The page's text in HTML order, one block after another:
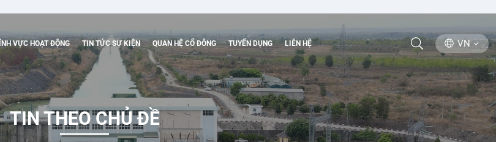
VỰC HOẠT ĐỘNG TIN TỨC SỰ KIỆN QUAN HỆ CỔ ĐÔNG TUYỂN DỤNG LIÊN HỆ VN
TIN THEO CHỦ ĐỀ